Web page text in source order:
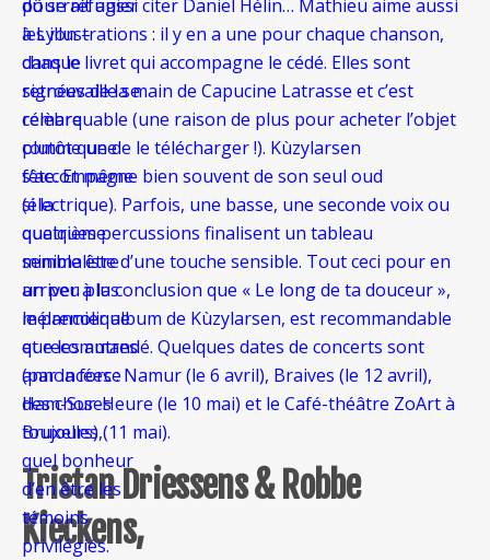
dû se réfugier
à Lyon –
chaque
retrouvaille se
célèbre
comme une
fête. Et même
si la
quatrième
semble être
un peu plus
mélancolique
que les autres
(par la force
des choses
toujours),
quel bonheur
d’en être les
témoins
privilégiés.
pourrait aussi citer Daniel Hélin… Mathieu aime aussi
les illustrations : il y en a une pour chaque chanson,
dans le livret qui accompagne le cédé. Elles sont
signées de la main de Capucine Latrasse et c’est
remarquable (une raison de plus pour acheter l’objet
plutôt que de le télécharger !). Kùzylarsen
s’accompagne bien souvent de son seul oud
(électrique). Parfois, une basse, une seconde voix ou
quelques percussions finalisent un tableau
minimaliste d’une touche sensible. Tout ceci pour en
arriver à la conclusion que « Le long de ta douceur »,
le premier album de Kùzylarsen, est recommandable
et recommandé. Quelques dates de concerts sont
annoncées : Namur (le 6 avril), Braives (le 12 avril),
Ham-Sur-Heure (le 10 mai) et le Café-théâtre ZoArt à
Bruxelles (11 mai).
Tristan Driessens & Robbe
Kieckens,